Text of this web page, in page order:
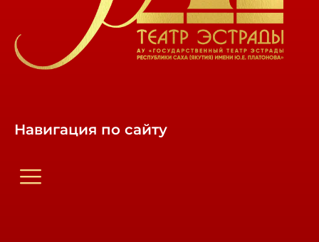
Навигация по сайту